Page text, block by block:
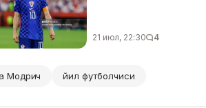
21 июл, 22:30 4
Модрич йил футболчиси